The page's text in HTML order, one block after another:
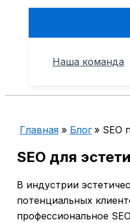
Наша команда
Главная Блог SEO
SEO для
В индустрии
потенциальных
профессиональное